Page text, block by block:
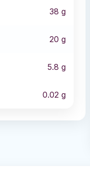
38 g
20 g
5.8 g
0.02 g